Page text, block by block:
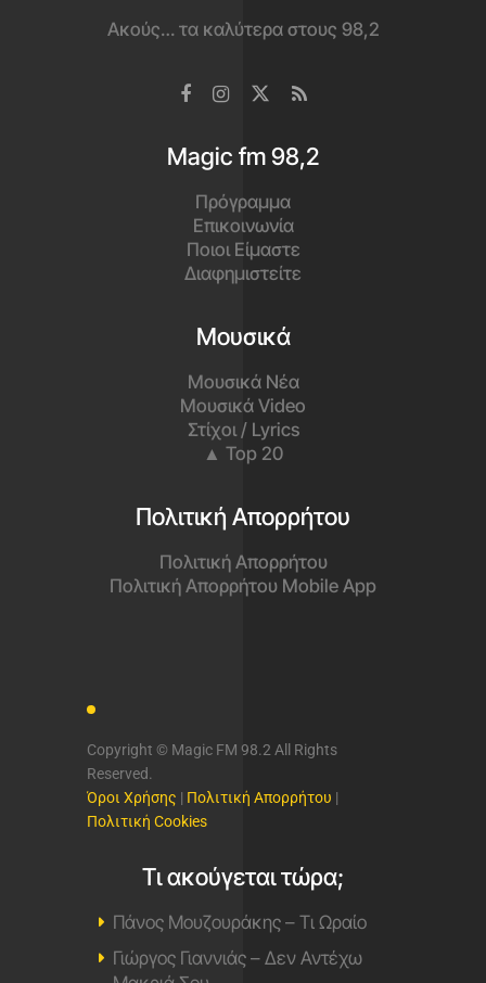
Ακούς… τα καλύτερα στους 98,2
Magic fm 98,2
Πρόγραμμα
Επικοινωνία
Ποιοι Είμαστε
Διαφημιστείτε
Μουσικά
Μουσικά Νέα
Μουσικά Video
Στίχοι / Lyrics
▲ Top 20
Πολιτική Απορρήτου
Πολιτική Απορρήτου
Πολιτική Απορρήτου Mobile App
Copyright © Magic FM 98.2 All Rights
Reserved.
Όροι Χρήσης | Πολιτική Απορρήτου |
Πολιτική Cookies
Τι ακούγεται τώρα;
Πάνος Μουζουράκης – Τι Ωραίο
Γιώργος Γιαννιάς – Δεν Αντέχω